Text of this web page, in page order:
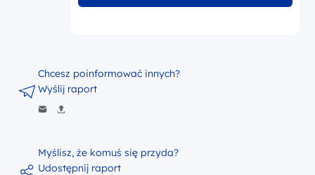
Myślisz, że komuś się przyda?
Udostępnij raport
Chcesz poinformować innych?
Wyślij raport